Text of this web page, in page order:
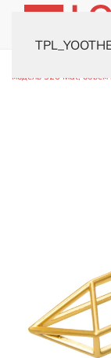
модель 326 Mat, объем